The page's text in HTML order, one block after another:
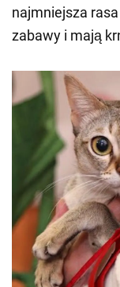
najmniejsza
zabawy i mają